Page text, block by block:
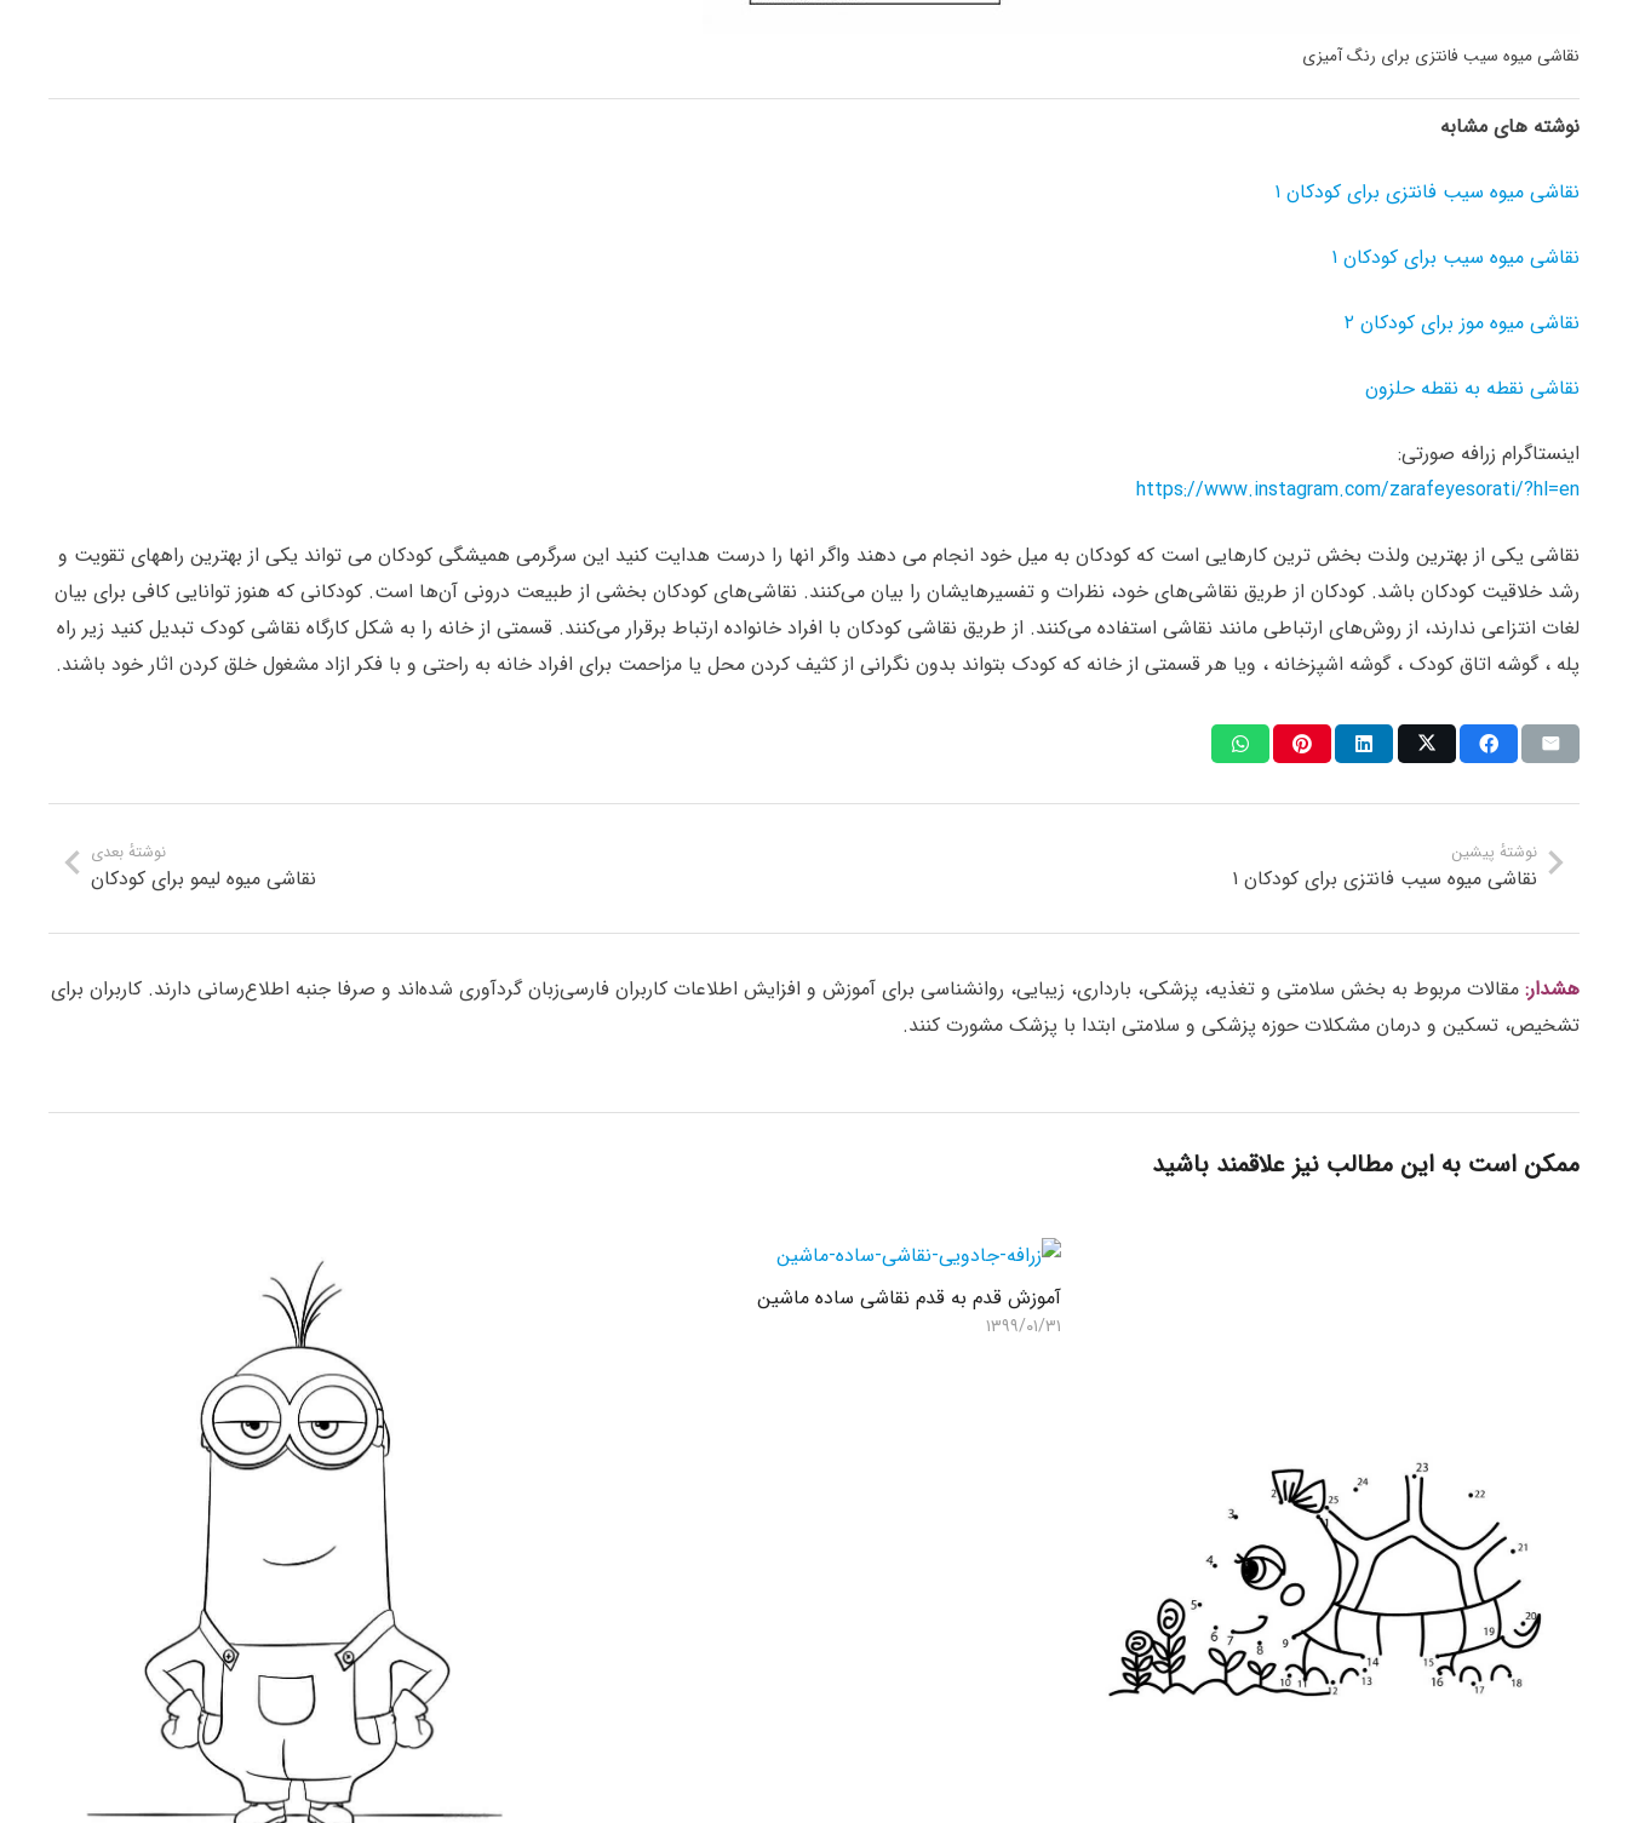
نقاشی میوه سیب فانتزی برای رنگ آمیزی
نوشته های مشابه
نقاشی میوه سیب فانتزی برای کودکان ۱
نقاشی میوه سیب برای کودکان ۱
نقاشی میوه موز برای کودکان ۲
نقاشی نقطه به نقطه حلزون
اینستاگرام زرافه صورتی:
https://www.instagram.com/zarafeyesorati/?hl=en
نقاشی یکی از بهترین ولذت بخش ترین کارهایی است که کودکان به میل خود انجام می دهند واگر انها را درست هدایت کنید این سرگرمی همیشگی کودکان می تواند یکی از بهترین راههای تقویت و
رشد خلاقیت کودکان باشد. کودکان از طریق نقاشی‌های خود، نظرات و تفسیرهایشان را بیان می‌کنند. نقاشی‌های کودکان بخشی از طبیعت درونی آن‌ها است. کودکانی که هنوز توانایی کافی برای بیان
لغات انتزاعی ندارند، از روش‌های ارتباطی مانند نقاشی استفاده می‌کنند. از طریق نقاشی کودکان با افراد خانواده ارتباط برقرار می‌کنند. قسمتی از خانه را به شکل کارگاه نقاشی کودک تبدیل کنید زیر راه
پله ، گوشه اتاق کودک ، گوشه اشپزخانه ، ویا هر قسمتی از خانه که کودک بتواند بدون نگرانی از کثیف کردن محل یا مزاحمت برای افراد خانه به راحتی و با فکر ازاد مشغول خلق کردن اثار خود باشند.
نوشتهٔ بعدی
نقاشی میوه لیمو برای کودکان
نوشتهٔ پیشین
نقاشی میوه سیب فانتزی برای کودکان ۱
هشدار: مقالات مربوط به بخش سلامتی و تغذیه، پزشکی، بارداری، زیبایی، روانشناسی برای آموزش و افزایش اطلاعات کاربران فارسی‌زبان گردآوری شده‌اند و صرفا جنبه اطلاع‌رسانی دارند. کاربران برای
تشخیص، تسکین و درمان مشکلات حوزه پزشکی و سلامتی ابتدا با پزشک مشورت کنند.
ممکن است به این مطالب نیز علاقمند باشید
آموزش قدم به قدم نقاشی ساده ماشین
۱۳۹۹/۰۱/۳۱